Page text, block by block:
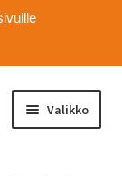
Valikko